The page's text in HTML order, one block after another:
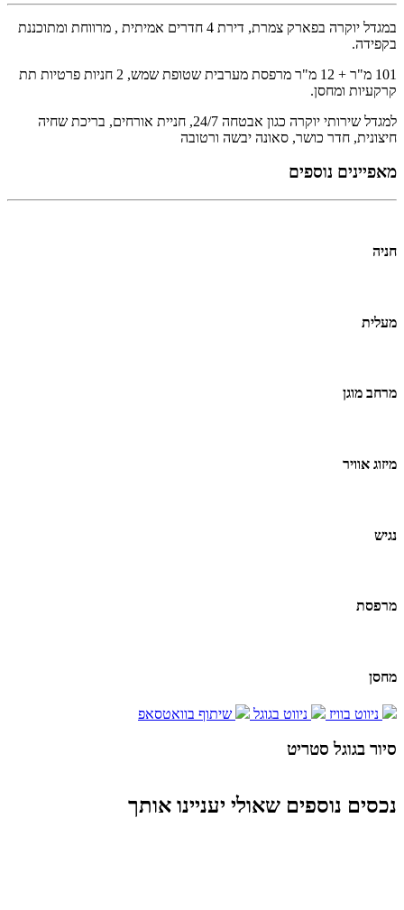
במגדל יוקרה בפארק צמרת, דירת 4 חדרים אמיתית , מרווחת ומתוכננת
בקפידה.
101 מ"ר + 12 מ"ר מרפסת מערבית שטופת שמש, 2 חניות פרטיות תת
קרקעיות ומחסן.
למגדל שירותי יוקרה כגון אבטחה 24/7, חניית אורחים, בריכת שחיה
חיצונית, חדר כושר, סאונה יבשה ורטובה
מאפיינים נוספים
חניה
מעלית
מרחב מוגן
מיזוג אוויר
נגיש
מרפסת
מחסן
ניווט בוויז ניווט בגוגל שיתוף בוואטסאפ
סיור בגוגל סטריט
נכסים נוספים שאולי יעניינו אותך